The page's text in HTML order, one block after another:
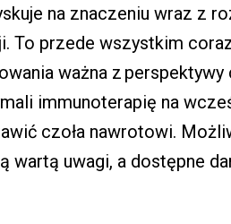
na znaczeniu wraz z
To przede wszystkim
ważna z
immunoterapię na
czoła nawrotowi.
wartą uwagi, a dostępne